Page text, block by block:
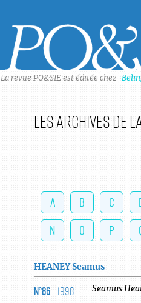
La revue PO&SIE est éditée chez
Les archives de
A B C
N
O P
HEANEY Seamus
N°86- 1998 Seamus